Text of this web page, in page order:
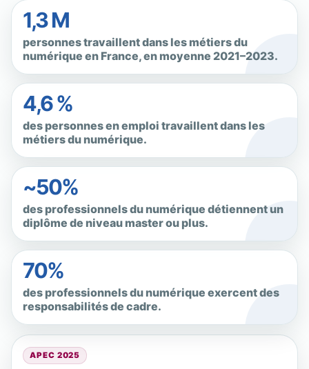
1,3 M
personnes travaillent dans les métiers du
numérique en France, en moyenne 2021–2023.
4,6 %
des personnes en emploi travaillent dans les
métiers du numérique.
~50%
des professionnels du numérique détiennent un
diplôme de niveau master ou plus.
70%
des professionnels du numérique exercent des
responsabilités de cadre.
APEC 2025